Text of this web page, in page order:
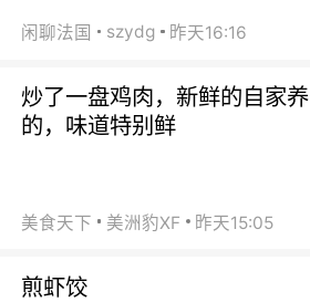
闲聊法国 szydg 昨天16:16
炒了一盘鸡肉，新鲜的自家养
的，味道特别鲜
美食天下 美洲豹XF 昨天15:05
煎虾饺